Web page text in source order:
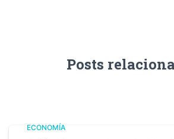
Posts
ECONOMÍA